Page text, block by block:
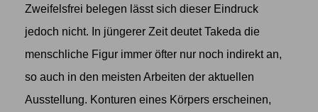
Zweifelsfrei belegen lässt sich dieser Eindruck
jedoch nicht. In jüngerer Zeit deutet Takeda die
menschliche Figur immer öfter nur noch indirekt an,
so auch in den meisten Arbeiten der aktuellen
Ausstellung. Konturen eines Körpers erscheinen,